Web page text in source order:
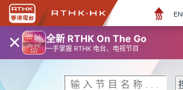
× 全新 RTHK On The Go
一手掌握 RTHK 电台、电视节目